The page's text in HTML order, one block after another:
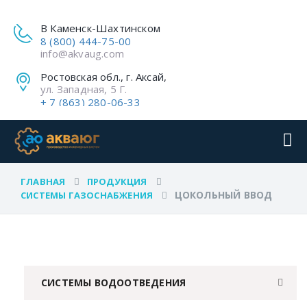
В Каменск-Шахтинском
8 (800) 444-75-00
info@akvaug.com
Ростовская обл., г. Аксай,
ул. Западная, 5 Г.
+ 7 (863) 280-06-33
ГЛАВНАЯ
ПРОДУКЦИЯ
СИСТЕМЫ ГАЗОСНАБЖЕНИЯ
ЦОКОЛЬНЫЙ ВВОД
СИСТЕМЫ ВОДООТВЕДЕНИЯ